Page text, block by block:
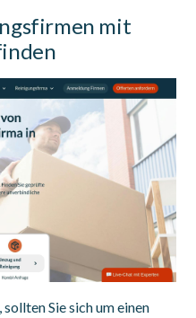
mit
Sie sich um einen